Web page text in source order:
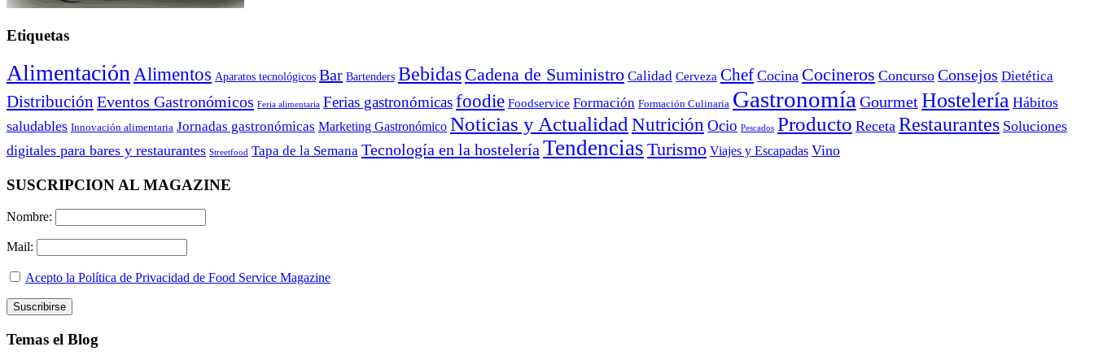
Etiquetas
Alimentación Alimentos Aparatos tecnológicos Bar Bartenders Bebidas Cadena de Suministro Calidad Cerveza Chef Cocina Cocineros Concurso Consejos Dietética
Distribución Eventos Gastronómicos Feria alimentaria Ferias gastronómicasfoodie Foodservice Formación Formación Culinaria Gastronomía GourmetHostelería Hábitos
saludables Innovación alimentaria Jornadas gastronómicas Marketing Gastronómico Noticias y Actualidad Nutrición Ocio Pescados Producto Receta Restaurantes Soluciones
digitales para bares y restaurantes Streetfood Tapa de la Semana Tecnología en la hostelería Tendencias Turismo Viajes y Escapadas Vino
SUSCRIPCION AL MAGAZINE
Nombre:
Mail:
Acepto la Política de Privacidad de Food Service Magazine
Temas el Blog